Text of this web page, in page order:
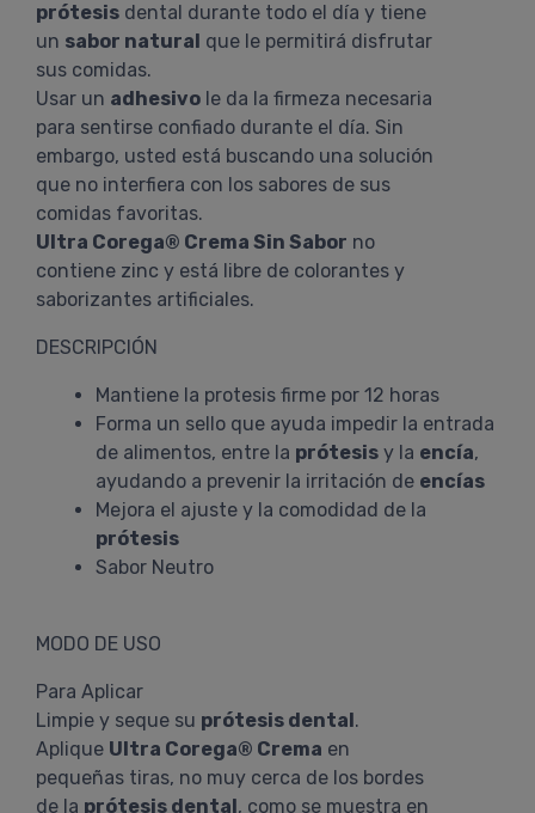
prótesis dental durante todo el día y tiene
un sabor natural que le permitirá disfrutar
sus comidas.
Usar un adhesivo le da la firmeza necesaria
para sentirse confiado durante el día. Sin
embargo, usted está buscando una solución
que no interfiera con los sabores de sus
comidas favoritas.
Ultra Corega® Crema Sin Sabor no
contiene zinc y está libre de colorantes y
saborizantes artificiales.
DESCRIPCIÓN
Mantiene la protesis firme por 12 horas
Forma un sello que ayuda impedir la entrada
de alimentos, entre la prótesis y la encía,
ayudando a prevenir la irritación de encías
Mejora el ajuste y la comodidad de la
prótesis
Sabor Neutro
MODO DE USO
Para Aplicar
Limpie y seque su prótesis dental.
Aplique Ultra Corega® Crema en
pequeñas tiras, no muy cerca de los bordes
de la prótesis dental, como se muestra en